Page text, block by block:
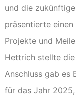
und die
präsentierte
Projekte und
Hettrich stellte die
Anschluss gab es
für das Jahr